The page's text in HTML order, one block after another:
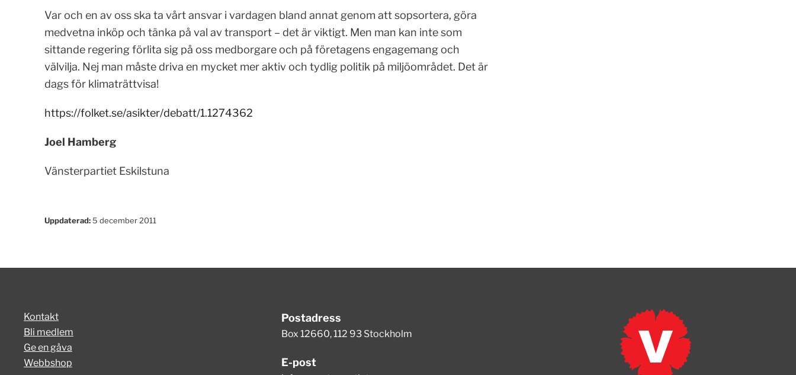
Var och en av oss ska ta vårt ansvar i vardagen bland annat genom att sopsortera, göra
medvetna inköp och tänka på val av transport – det är viktigt. Men man kan inte som
sittande regering förlita sig på oss medborgare och på företagens engagemang och
välvilja. Nej man måste driva en mycket mer aktiv och tydlig politik på miljöområdet. Det är
dags för klimaträttvisa!
https://folket.se/asikter/debatt/1.1274362
Joel Hamberg
Vänsterpartiet Eskilstuna
Uppdaterad:5 december 2011
Kontakt
Bli medlem
Ge en gåva
Webbshop
Postadress
Box 12660, 112 93 Stockholm
E-post